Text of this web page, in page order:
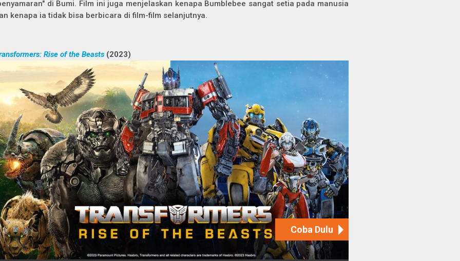
di Bumi. Film ini juga menjelaskan kenapa Bumblebee sangat setia pada manusia
kenapa ia tidak bisa berbicara di film-film selanjutnya.
Rise of the Beasts (2023)